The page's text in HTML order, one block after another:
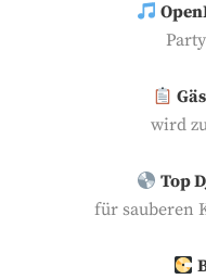
wird
Top
für sauberen